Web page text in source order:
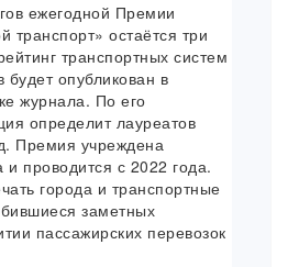
ежегодной Премии
транспорт» остаётся три
транспортных систем
будет опубликован в
журнала. По его
определит лауреатов
Премия учреждена
проводится с 2022 года.
города и транспортные
заметных
пассажирских перевозок